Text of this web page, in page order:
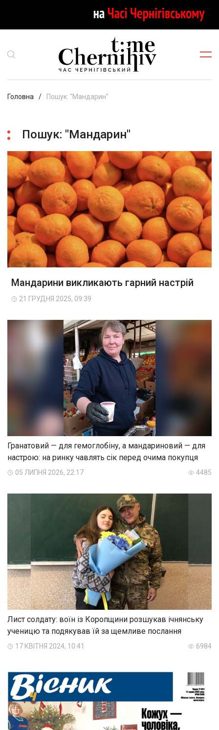
Головна Пошук: "Мандарин"
Пошук: "Мандарин"
Мандарини викликають гарний настрій
21 ГРУДНЯ 2025, 09:39
Гранатовий — для гемоглобіну, а мандариновий — для
настрою: на ринку чавлять сік перед очима покупця
05 ЛИПНЯ 2026, 22:17 4485
Лист солдату: воїн із Коропщини розшукав ічнянську
ученицю та подякував їй за щемливе послання
17 КВІТНЯ 2024, 10:41 6984